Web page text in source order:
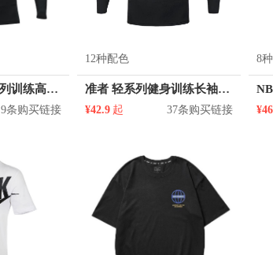
准者 篮球体能系列训练高弹压缩排汗速干长袖跑步健身抓绒紧身衣 Z117310701
9条购买链接
12种配色
准者 轻系列健身训练长袖速干透气加绒篮球跑步打底高弹紧身衣 ZZ1601134-W
¥42.9 起 37条购买链接
8